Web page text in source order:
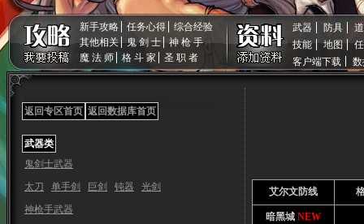
新手攻略 任务心得
综合经验
其他相关
鬼 剑 士
神 枪 手
魔 法 师
格 斗 家 圣 职 者
武器 防具
技能
地图
客户端下载
返回专区首页 返回数据库首页
武器类
鬼剑士武器
太刀
单手剑 巨剑 钝器
光剑
神枪手武器
艾尔文防线
暗黑城 NEW